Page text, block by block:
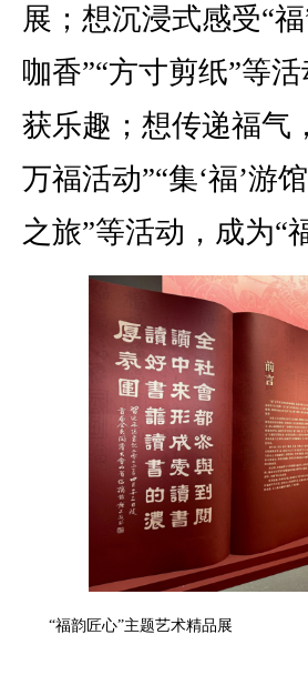
展；想沉浸式感受“
咖香”“方寸剪纸”等
获乐趣；想传递福气
万福活动”“集‘福’游
之旅”等活动，成为“
“福韵匠心”主题艺术精品展